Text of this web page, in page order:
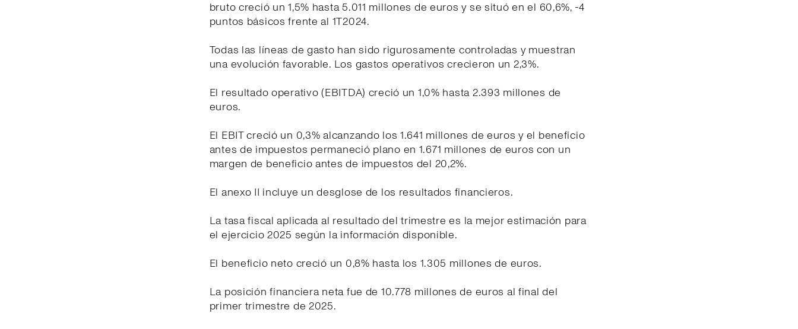
bruto creció un 1,5% hasta 5.011 millones de euros y se situó en el 60,6%, -4
puntos básicos frente al 1T2024.
Todas las líneas de gasto han sido rigurosamente controladas y muestran
una evolución favorable. Los gastos operativos crecieron un 2,3%.
El resultado operativo (EBITDA) creció un 1,0% hasta 2.393 millones de
euros.
El EBIT creció un 0,3% alcanzando los 1.641 millones de euros y el beneficio
antes de impuestos permaneció plano en 1.671 millones de euros con un
margen de beneficio antes de impuestos del 20,2%.
El anexo II incluye un desglose de los resultados financieros.
La tasa fiscal aplicada al resultado del trimestre es la mejor estimación para
el ejercicio 2025 según la información disponible.
El beneficio neto creció un 0,8% hasta los 1.305 millones de euros.
La posición financiera neta fue de 10.778 millones de euros al final del
primer trimestre de 2025.